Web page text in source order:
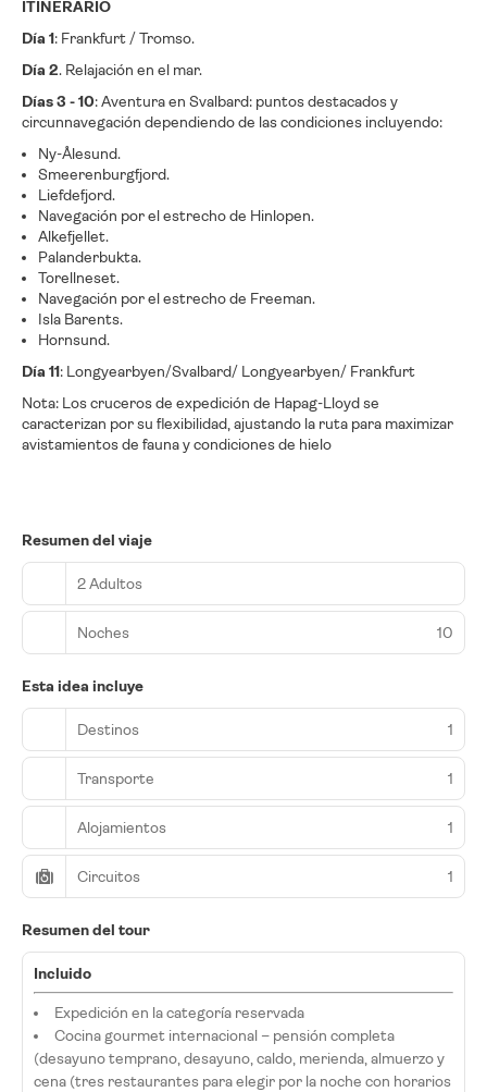
ITINERARIO
Día 1: Frankfurt / Tromso.
Día 2. Relajación en el mar.
Días 3 - 10: Aventura en Svalbard: puntos destacados y
circunnavegación dependiendo de las condiciones incluyendo:
Ny-Ålesund.
Smeerenburgfjord.
Liefdefjord.
Navegación por el estrecho de Hinlopen.
Alkefjellet.
Palanderbukta.
Torellneset.
Navegación por el estrecho de Freeman.
Isla Barents.
Hornsund.
Día 11: Longyearbyen/Svalbard/ Longyearbyen/ Frankfurt
Nota: Los cruceros de expedición de Hapag-Lloyd se
caracterizan por su flexibilidad, ajustando la ruta para maximizar
avistamientos de fauna y condiciones de hielo
Resumen del viaje
2 Adultos
Noches 10
Esta idea incluye
Destinos 1
Transporte 1
Alojamientos 1
Circuitos 1
Resumen del tour
Incluido
Expedición en la categoría reservada
Cocina gourmet internacional – pensión completa
(desayuno temprano, desayuno, caldo, merienda, almuerzo y
cena (tres restaurantes para elegir por la noche con horarios